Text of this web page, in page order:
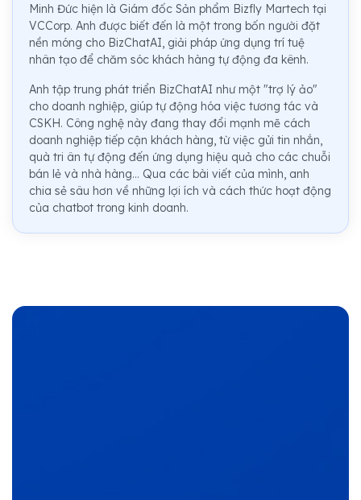
Minh Đức hiện là Giám đốc Sản phẩm Bizfly Martech tại
VCCorp. Anh được biết đến là một trong bốn người đặt
nền móng cho BizChatAI, giải pháp ứng dụng trí tuệ
nhân tạo để chăm sóc khách hàng tự động đa kênh.
Anh tập trung phát triển BizChatAI như một "trợ lý ảo"
cho doanh nghiệp, giúp tự động hóa việc tương tác và
CSKH. Công nghệ này đang thay đổi mạnh mẽ cách
doanh nghiệp tiếp cận khách hàng, từ việc gửi tin nhắn,
quà tri ân tự động đến ứng dụng hiệu quả cho các chuỗi
bán lẻ và nhà hàng... Qua các bài viết của mình, anh
chia sẻ sâu hơn về những lợi ích và cách thức hoạt động
của chatbot trong kinh doanh.